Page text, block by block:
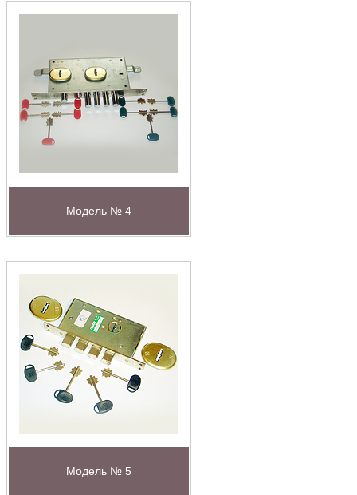
Модель № 4
Модель № 5